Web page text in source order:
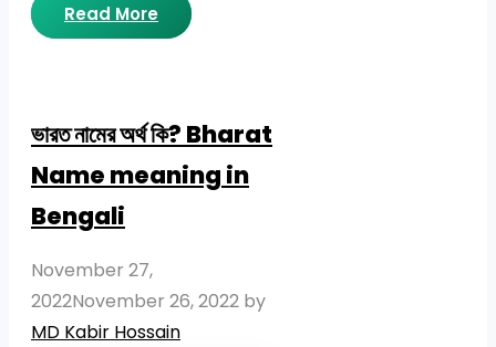
Read More
ভারত নামের অর্থ কি? Bharat
Name meaning in
Bengali
November 27,
2022November 26, 2022 by
MD Kabir Hossain